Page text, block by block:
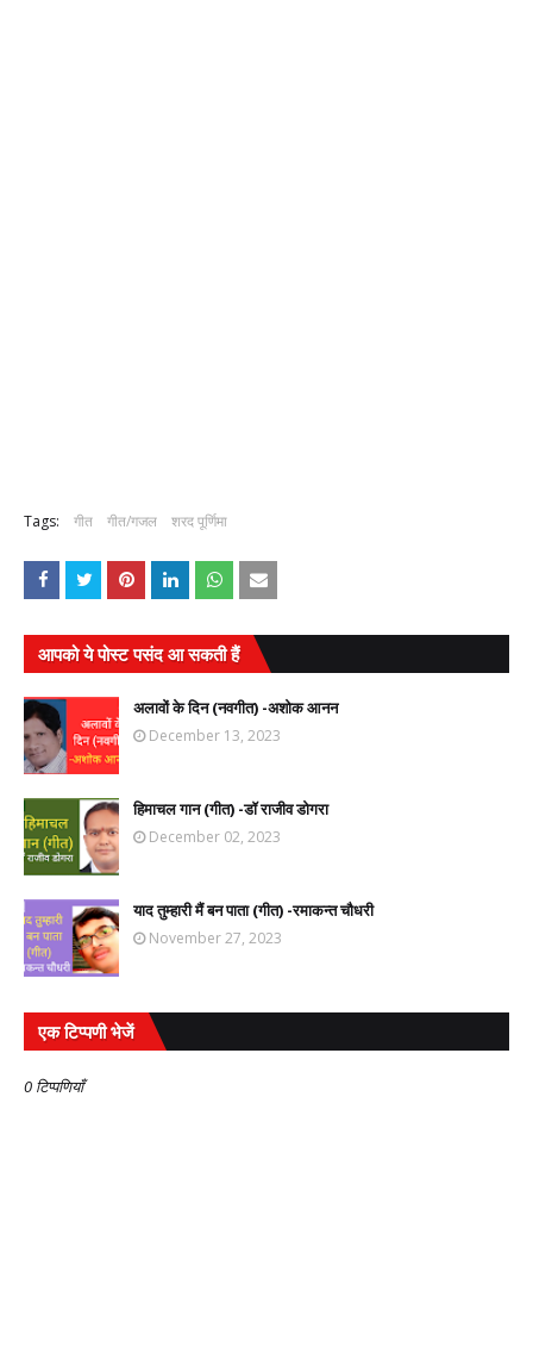
Tags: गीत गीत/गजल शरद पूर्णिमा
आपको ये पोस्ट पसंद आ सकती हैं
अलावों के दिन (नवगीत) -अशोक आनन
December 13, 2023
हिमाचल गान (गीत) -डॉ राजीव डोगरा
December 02, 2023
याद तुम्हारी मैं बन पाता (गीत) -रमाकन्त चौधरी
November 27, 2023
एक टिप्पणी भेजें
0 टिप्पणियाँ